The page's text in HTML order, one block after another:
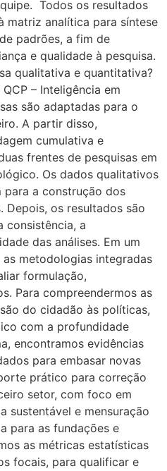
Todos os resultados
matriz analítica para síntese
padrões, a fim de
e qualidade à pesquisa.
qualitativa e quantitativa?
– Inteligência em
são adaptadas para o
A partir disso,
cumulativa e
frentes de pesquisas em
Os dados qualitativos
a construção dos
Depois, os resultados são
consistência, a
das análises. Em um
metodologias integradas
formulação,
Para compreendermos as
do cidadão às políticas,
com a profundidade
encontramos evidências
para embasar novas
prático para correção
setor, com foco em
sustentável e mensuração
para as fundações e
as métricas estatísticas
focais, para qualificar e